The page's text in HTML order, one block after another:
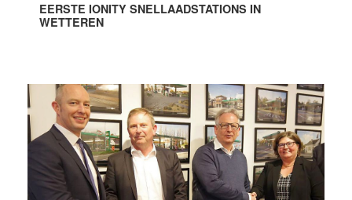
EERSTE IONITY SNELLAADSTATIONS IN
WETTEREN